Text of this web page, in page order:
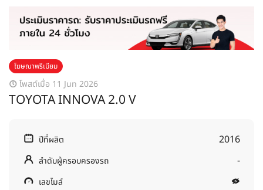
โฆษณาพรีเมียม
โพสต์เมื่อ 11 Jun 2026
TOYOTA INNOVA 2.0 V
ปีที่ผลิต 2016
ลำดับผู้ครอบครองรถ -
เลขไมล์